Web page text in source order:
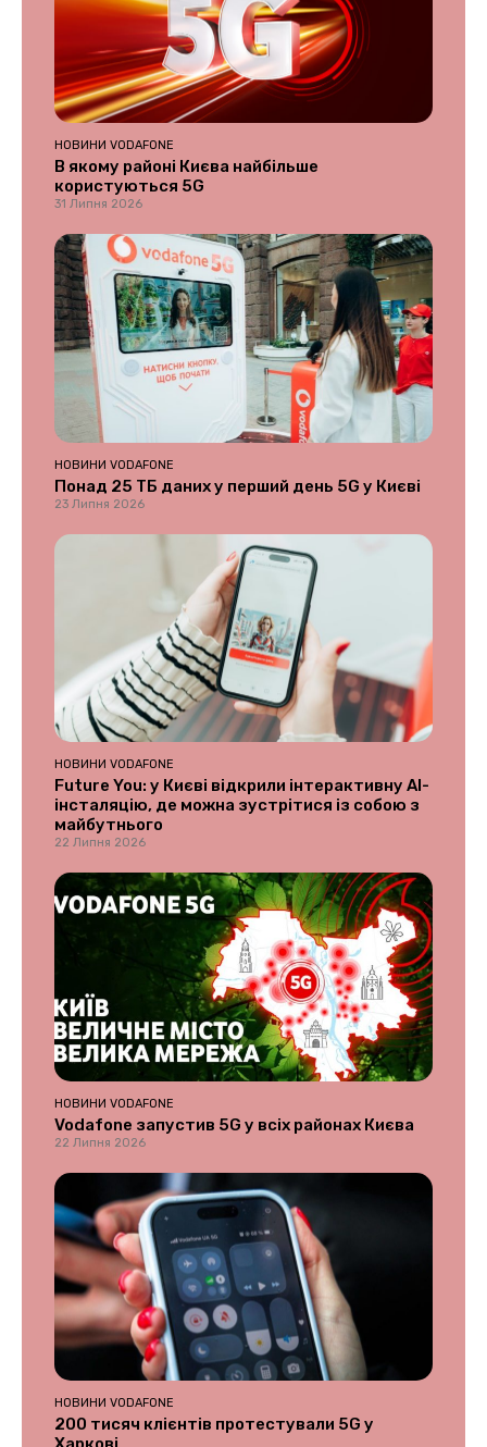
НОВИНИ VODAFONE
В якому районі Києва найбільше
користуються 5G
31 Липня 2026
НОВИНИ VODAFONE
Понад 25 ТБ даних у перший день 5G у Києві
23 Липня 2026
НОВИНИ VODAFONE
Future You: у Києві відкрили інтерактивну AI-
інсталяцію, де можна зустрітися із собою з
майбутнього
22 Липня 2026
НОВИНИ VODAFONE
Vodafone запустив 5G у всіх районах Києва
22 Липня 2026
НОВИНИ VODAFONE
200 тисяч клієнтів протестували 5G у